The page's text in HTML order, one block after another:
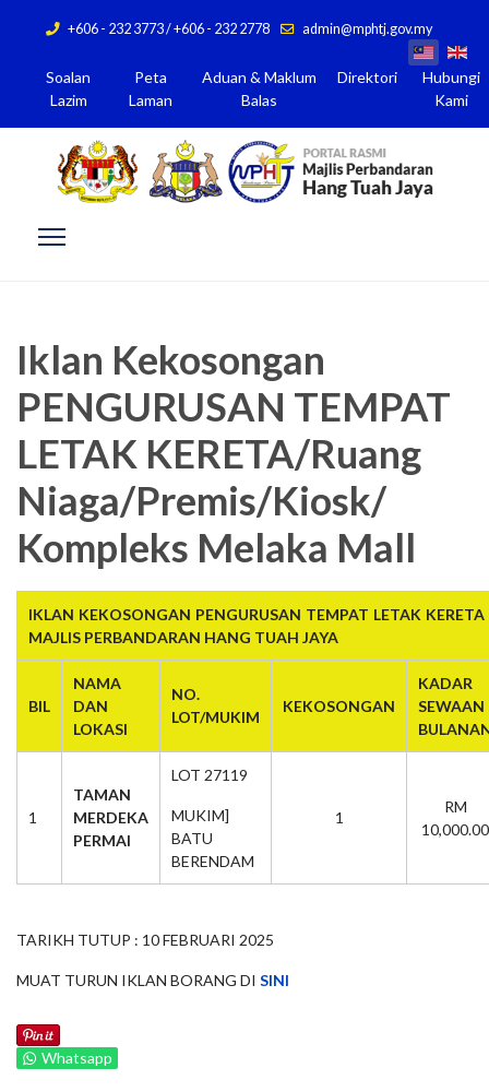
+606 - 232 3773 / +606 - 232 2778 admin@mphtj.gov.my
Soalan
Lazim
Peta
Laman
Aduan & Maklum
Balas
Direktori
Hubungi
Kami
Iklan Kekosongan
PENGURUSAN TEMPAT
LETAK KERETA/Ruang
Niaga/Premis/Kiosk/
Kompleks Melaka Mall
IKLAN KEKOSONGAN PENGURUSAN TEMPAT LETAK
MAJLIS PERBANDARAN HANG TUAH JAYA
BIL
NAMA
DAN
LOKASI
NO.
LOT/MUKIM
KEKOSONGAN
KADAR
SEWAAN
1
TAMAN
MERDEKA
PERMAI
LOT 27119
MUKIM]
BATU
BERENDAM
1
RM
10,000.00
TARIKH TUTUP : 10 FEBRUARI 2025
MUAT TURUN IKLAN BORANG DI SINI
Whatsapp